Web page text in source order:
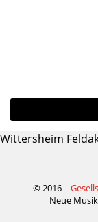
Wittersheim
© 2016 –
Neue